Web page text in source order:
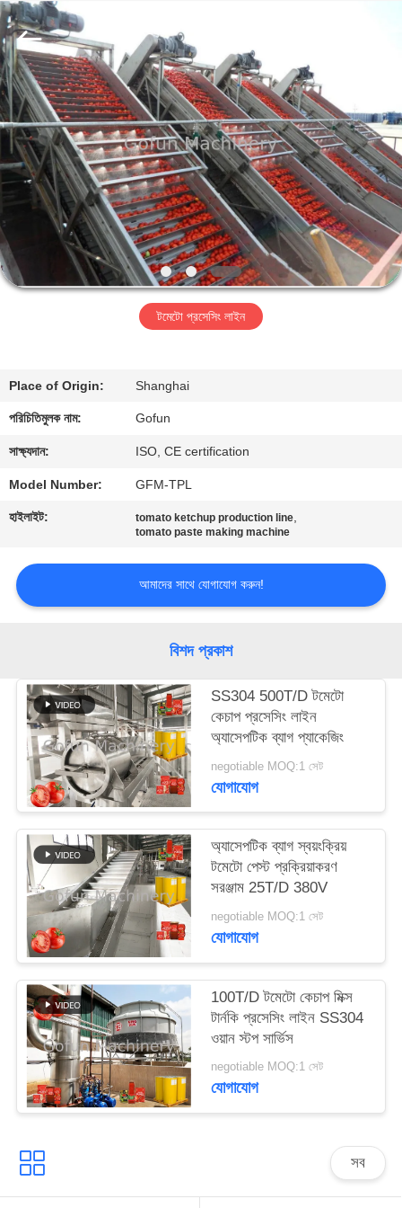
বাড়ি
পণ্য
ভিডিও
VR
প্রদর্শন
সম্পর্কে
কারখানা
ভ্রমণ
মান
নিয়ন্ত্রণ
যোগাযোগ
খবর
মামলা
উদ্ধৃতির
জন্য
আবেদন
সাইট
ম্যাপ
গোপনীয়তা
নীতি
Shanghai
Gofun
Machinery
Co.,
Ltd..
All
Rights
Reserved.
টমেটো প্রসেসিং লাইন
Place of Origin: Shanghai
পরিচিতিমুলক নাম: Gofun
সাক্ষ্যদান: ISO, CE certification
Model Number: GFM-TPL
হাইলাইট: tomato ketchup production line,
tomato paste making machine
আমাদের সাথে যোগাযোগ করুন!
বিশদ প্রকাশ
SS304 500T/D টমেটো
কেচাপ প্রসেসিং লাইন
অ্যাসেপটিক ব্যাগ প্যাকেজিং
negotiable MOQ:1 সেট
যোগাযোগ
অ্যাসেপটিক ব্যাগ স্বয়ংক্রিয়
টমেটো পেস্ট প্রক্রিয়াকরণ
সরঞ্জাম 25T/D 380V
negotiable MOQ:1 সেট
যোগাযোগ
100T/D টমেটো কেচাপ মিক্স
টার্নকি প্রসেসিং লাইন SS304
ওয়ান স্টপ সার্ভিস
negotiable MOQ:1 সেট
যোগাযোগ
সব